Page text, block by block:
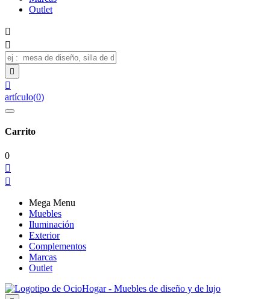
Outlet




artículo(0)
Carrito
0


Mega Menu
Muebles
Iluminación
Exterior
Complementos
Marcas
Outlet